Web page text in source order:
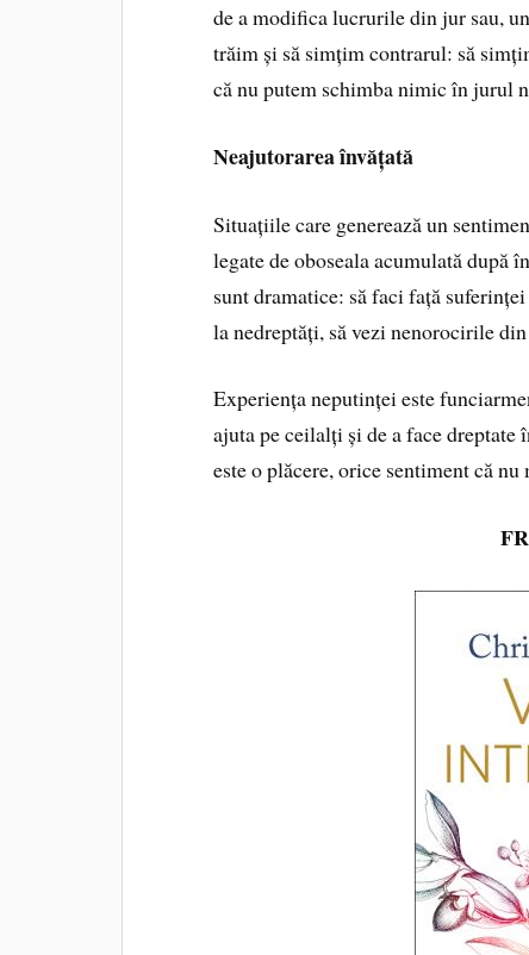
de a modifica lucrurile din jur sau,
trăim și să simțim contrarul: să
că nu putem schimba nimic în jurul
Neajutorarea învățată
Situațiile care generează un
legate de oboseala acumulată
sunt dramatice: să faci față
la nedreptăți, să vezi nenorocirile
Experiența neputinței este
ajuta pe ceilalți și de a face
este o plăcere, orice sentiment că